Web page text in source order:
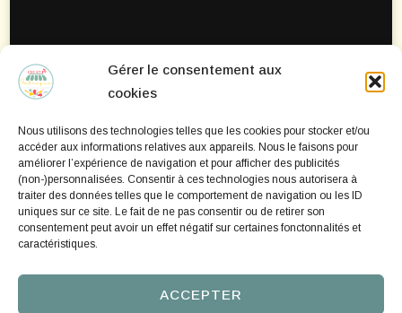
Gérer le consentement aux
cookies
Nous utilisons des technologies telles que les cookies pour stocker et/ou
accéder aux informations relatives aux appareils. Nous le faisons pour
améliorer l’expérience de navigation et pour afficher des publicités
(non-)personnalisées. Consentir à ces technologies nous autorisera à
traiter des données telles que le comportement de navigation ou les ID
uniques sur ce site. Le fait de ne pas consentir ou de retirer son
consentement peut avoir un effet négatif sur certaines fonctonnalités et
caractéristiques.
ACCEPTER
Mentions Légales
Politique de cookies